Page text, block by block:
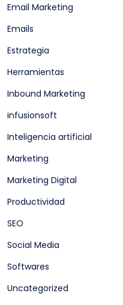
Email Marketing
Emails
Estrategia
Herramientas
Inbound Marketing
infusionsoft
Inteligencia artificial
Marketing
Marketing Digital
Productividad
SEO
Social Media
Softwares
Uncategorized